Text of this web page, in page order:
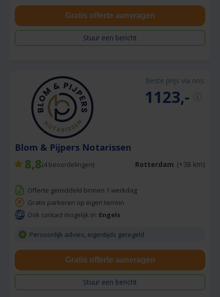
Gratis offerte aanvragen
Stuur een bericht
Beste prijs via ons:
1123,-
Blom & Pijpers Notarissen
8,8(4 beoordelingen) Rotterdam (+38 km)
Offerte gemiddeld binnen 1 werkdag
Gratis parkeren op eigen terrein
Ook contact mogelijk in: Engels
Persoonlijk advies, eigentijds geregeld
Gratis offerte aanvragen
Stuur een bericht